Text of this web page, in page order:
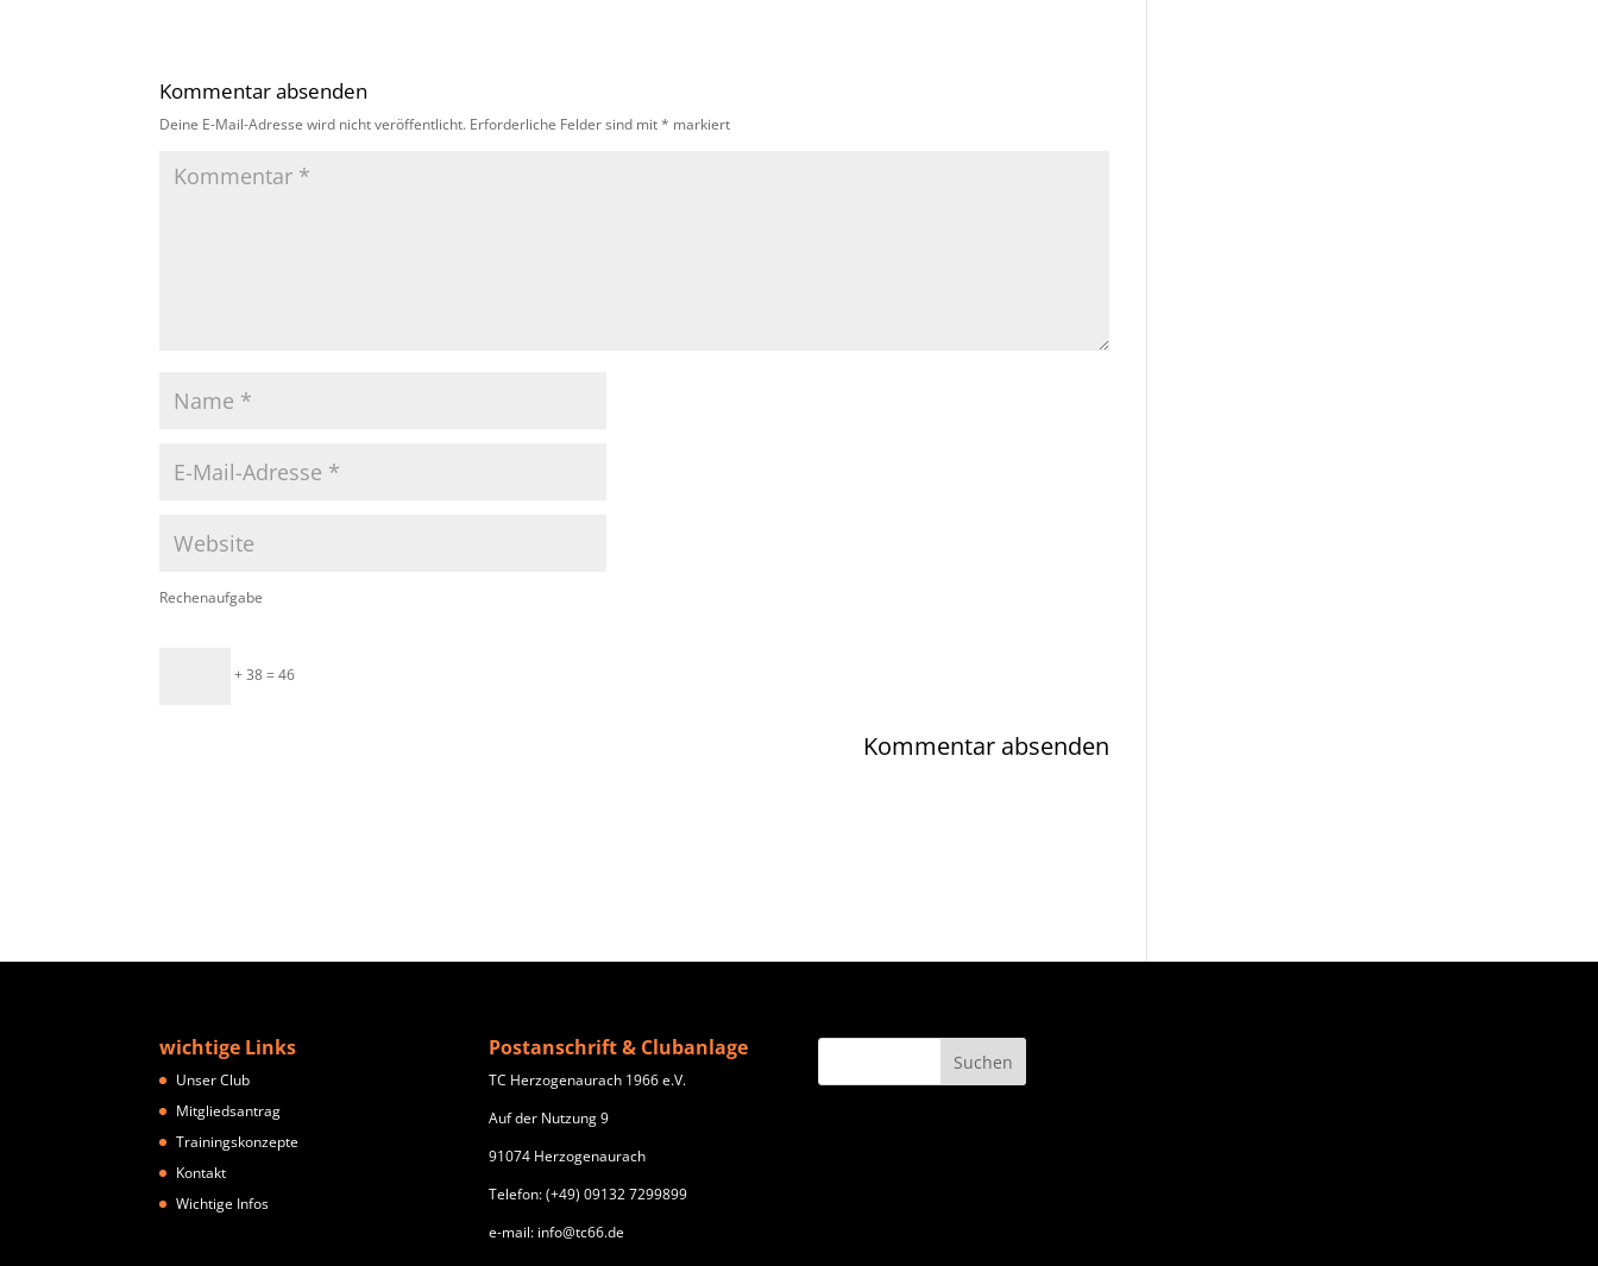
Kommentar absenden
Deine E-Mail-Adresse wird nicht veröffentlicht. Erforderliche Felder sind mit* markiert
Rechenaufgabe
+ 38 = 46
wichtige Links
Unser Club
Mitgliedsantrag
Trainingskonzepte
Kontakt
Wichtige Infos
Postanschrift & Clubanlage
TC Herzogenaurach 1966 e.V.
Auf der Nutzung 9
91074 Herzogenaurach
Telefon: (+49) 09132 7299899
e-mail: info@tc66.de